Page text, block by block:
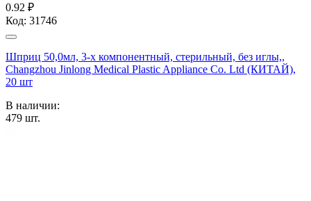
0.92 ₽
Код: 31746
Шприц 50,0мл, 3-х компонентный, стерильный, без иглы,,
Changzhou Jinlong Medical Plastic Appliance Co. Ltd (КИТАЙ),
20 шт
В наличии:
479 шт.